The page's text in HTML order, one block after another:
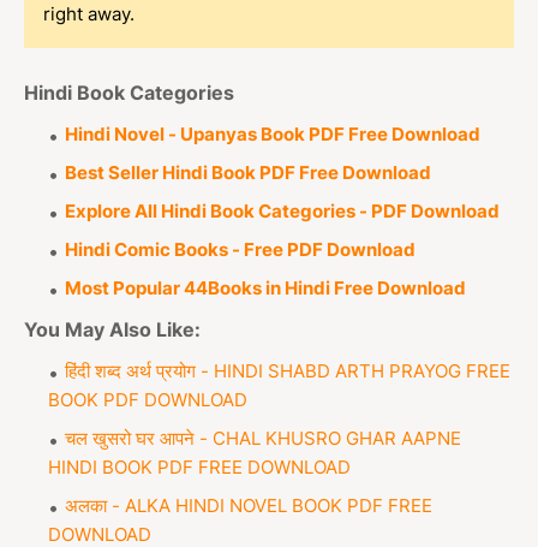
right away.
Hindi Book Categories
Hindi Novel - Upanyas Book PDF Free Download
Best Seller Hindi Book PDF Free Download
Explore All Hindi Book Categories - PDF Download
Hindi Comic Books - Free PDF Download
Most Popular 44Books in Hindi Free Download
You May Also Like:
हिंदी शब्द अर्थ प्रयोग - HINDI SHABD ARTH PRAYOG FREE
BOOK PDF DOWNLOAD
चल खुसरो घर आपने - CHAL KHUSRO GHAR AAPNE
HINDI BOOK PDF FREE DOWNLOAD
अलका - ALKA HINDI NOVEL BOOK PDF FREE
DOWNLOAD